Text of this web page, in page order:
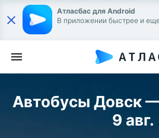
Атласбас для Android
В приложении быстрее и
Автобусы Довск
9 авг.